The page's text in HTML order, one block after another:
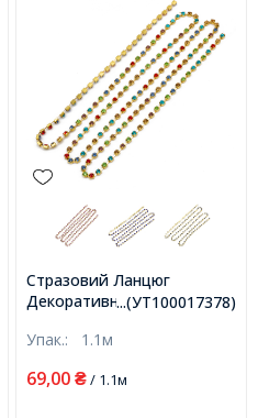
...(УТ100017378)
Стразовий Ланцюг
Декоративний, Клас А,
360шт/1.1м, (УТ100017378)
Упак.: 1.1м
69,00 ₴/ 1.1м